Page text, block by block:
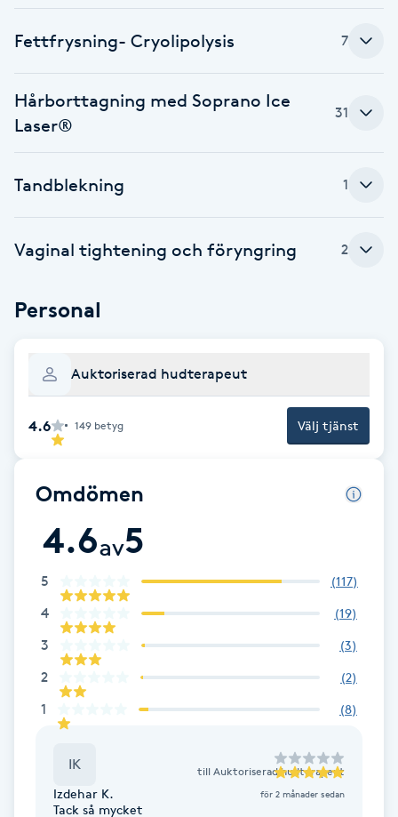
F
Faceliftmassage
Fet hårbotten
Fotmassage
Fotsvamp
Fotvård
Fransar
Fransborttagning
Fransfärgning
Fransförlängning
Fransförlängning Megavolym
Fettfrysning- Cryolipolysis 7
Hårborttagning med Soprano Ice
Laser®
31
Tandblekning 1
Vaginal tightening och föryngring 2
Personal
Auktoriserad hudterapeut
4.6 149 betyg Välj tjänst
Omdömen
4.6av5
5 (117)
4 (19)
3 (3)
2 (2)
1 (8)
IK till Auktoriserad hudterapeut
Izdehar K. för 2 månader sedan
Tack så mycket